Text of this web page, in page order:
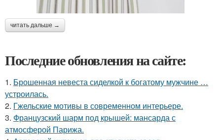
читать дальше →
Последние обновления на сайте:
1. Брошенная невеста сиделкой к богатому мужчине …
устроилась.
2. Гжельские мотивы в современном интерьере.
3. Французский шарм под крышей: мансарда с
атмосферой Парижа.